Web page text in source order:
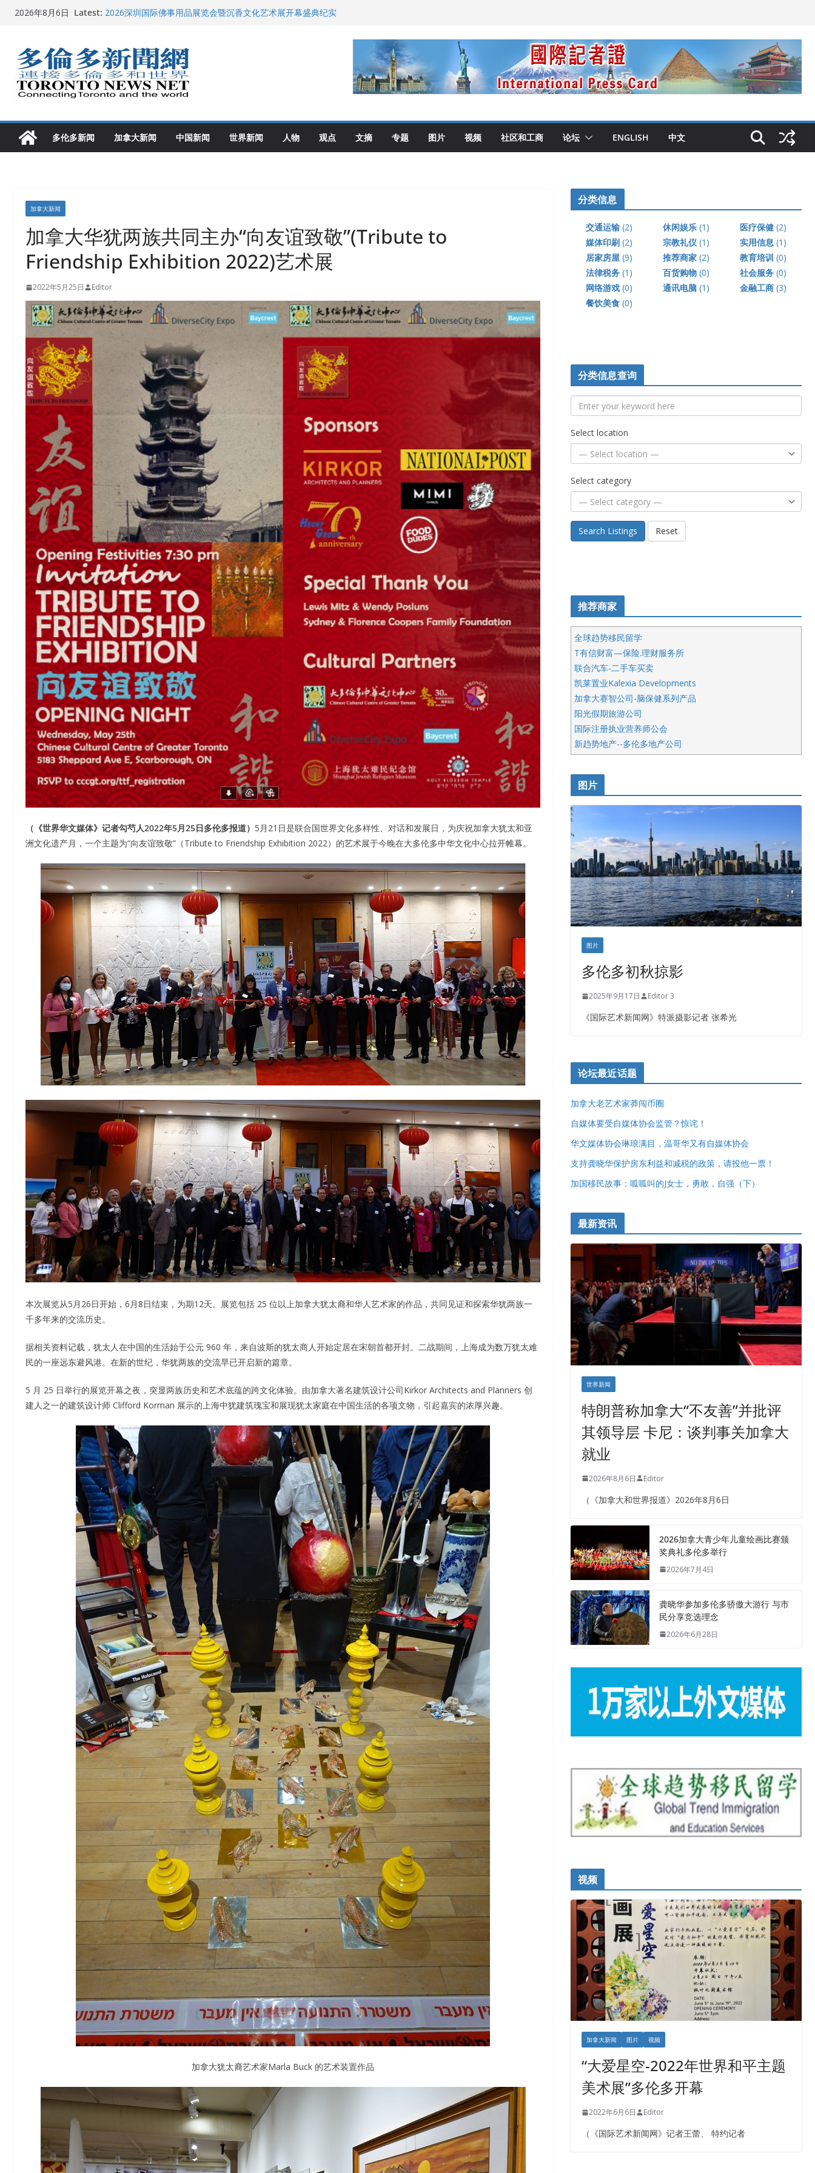
Skip2026年8月6日 Latest: 2026深圳国际佛事用品展览会暨沉香文化艺术展开幕盛典纪实
2026加拿大青少年儿童绘画比赛颁奖典礼多伦多举行
龚晓华参加多伦多骄傲大游行 与市民分享竞选理念
多伦多新闻 加拿大新闻 中国新闻 世界新闻 人物 观点 文摘 专题 图片 视频 社区和工商 论坛 ENGLISH 中文
加拿大新闻
加拿大华犹两族共同主办“向友谊致敬”(Tribute to
Friendship Exhibition 2022)艺术展
2022年5月25日 Editor
（《世界华文媒体》记者勾芍人2022年5月25日多伦多报道） 5月21日是联合国世界文化多样性、对话和发展日，为庆祝加拿大犹太和亚
洲文化遗产月，一个主题为“向友谊致敬”（Tribute to Friendship Exhibition 2022）的艺术展于今晚在大多伦多中华文化中心拉开帷幕。
本次展览从5月26日开始，6月8日结束，为期12天。展览包括 25 位以上加拿大犹太裔和华人艺术家的作品，共同见证和探索华犹两族一
千多年来的交流历史。
据相关资料记载，犹太人在中国的生活始于公元 960 年，来自波斯的犹太商人开始定居在宋朝首都开封。二战期间，上海成为数万犹太难
民的一座远东避风港。在新的世纪，华犹两族的交流早已开启新的篇章。
5 月 25 日举行的展览开幕之夜，突显两族历史和艺术底蕴的跨文化体验。由加拿大著名建筑设计公司Kirkor Architects and Planners 创
建人之一的建筑设计师 Clifford Korman 展示的上海中犹建筑瑰宝和展现犹太家庭在中国生活的各项文物，引起嘉宾的浓厚兴趣。
加拿大犹太裔艺术家Marla Buck 的艺术装置作品
分类信息
交通运输 (2) 休闲娱乐 (1) 医疗保健 (2)
媒体印刷 (2) 宗教礼仪 (1) 实用信息 (1)
居家房屋 (9) 推荐商家 (2) 教育培训 (0)
法律税务 (1) 百货购物 (0) 社会服务 (0)
网络游戏 (0) 通讯电脑 (1) 金融工商 (3)
餐饮美食 (0)
分类信息查询
Select location
Select category
Search Listings Reset
推荐商家
全球趋势移民留学
T有信财富—保险.理财服务所
联合汽车-二手车买卖
凯莱置业Kalexia Developments
加拿大赛智公司-脑保健系列产品
阳光假期旅游公司
国际注册执业营养师公会
新趋势地产--多伦多地产公司
呱呱电器
开明车行KS CAR SALES & SERVICE
健健宝公司
皇后金融集团
正点印艺设计
图片
图片
多伦多初秋掠影
2025年9月17日 Editor 3
《国际艺术新闻网》特派摄影记者 张希光
论坛最近话题
加拿大老艺术家莽闯币圈
自媒体要受自媒体协会监管？惊诧！
华文媒体协会琳琅满目，温哥华又有自媒体协会
支持龚晓华保护房东利益和减税的政策，请投他一票！
加国移民故事：呱呱叫的J女士，勇敢，自强（下）
最新资讯
世界新闻
特朗普称加拿大“不友善”并批评
其领导层 卡尼：谈判事关加拿大
就业
2026年8月6日 Editor
（《加拿大和世界报道》2026年8月6日
2026加拿大青少年儿童绘画比赛颁
奖典礼多伦多举行
2026年7月4日
龚晓华参加多伦多骄傲大游行 与市
民分享竞选理念
2026年6月28日
视频
加拿大新闻 图片 视频
“大爱星空-2022年世界和平主题
美术展”多伦多开幕
2022年6月6日 Editor
（《国际艺术新闻网》记者王蕾、 特约记者